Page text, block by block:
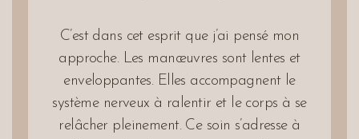
C’est dans cet esprit que j’ai pensé mon
approche. Les manœuvres sont lentes et
enveloppantes. Elles accompagnent le
système nerveux à ralentir et le corps à se
relâcher pleinement. Ce soin s’adresse à